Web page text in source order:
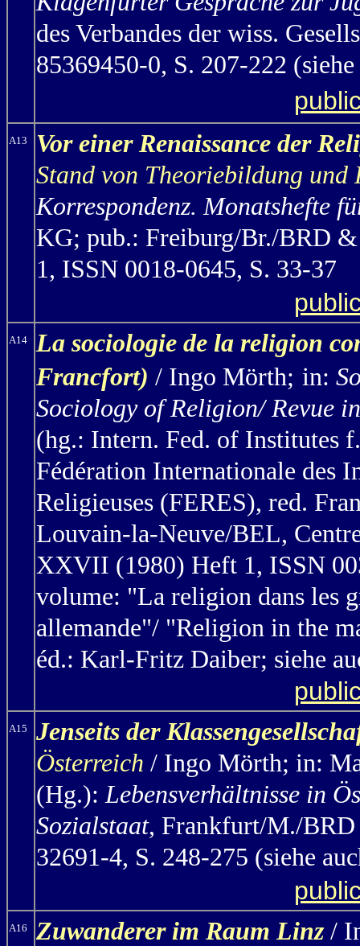
des Verbandes der wiss.
85369450-0, S. 207-222
A13
Vor einer Renaissance der
Stand von Theoriebildung und
Korrespondenz. Monatshefte
KG; pub.: Freiburg/Br./BRD
1, ISSN 0018-0645, S. 33-37
A14
La sociologie de la religion
Francfort) / Ingo Mörth; in:
Sociology of Religion/ Revue
(hg.: Intern. Fed. of Institutes
Fédération Internationale des
Religieuses (FERES), red.
Louvain-la-Neuve/BEL,
XXVII (1980) Heft 1, ISSN
volume: "La religion dans les
allemande"/ "Religion in the
éd.: Karl-Fritz Daiber; siehe
A15
Jenseits der
Österreich / Ingo Mörth; in:
(Hg.):Lebensverhältnisse in
Sozialstaat, Frankfurt/M./BRD
32691-4, S. 248-275 (siehe
A16 Zuwanderer im Raum Linz /